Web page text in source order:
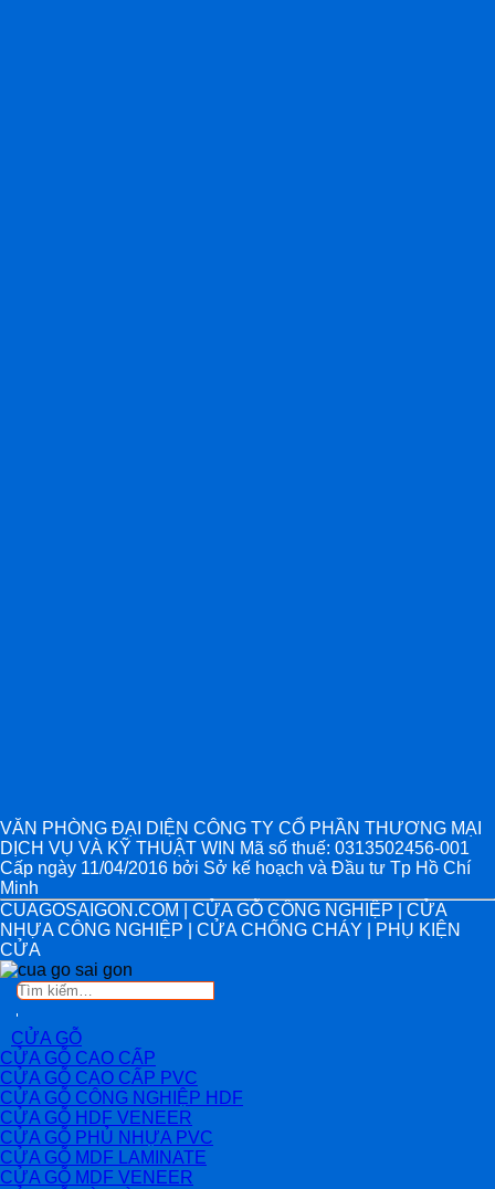
VĂN PHÒNG ĐẠI DIỆN CÔNG TY CỔ PHẦN THƯƠNG MẠI
DỊCH VỤ VÀ KỸ THUẬT WIN Mã số thuế: 0313502456-001
Cấp ngày 11/04/2016 bởi Sở kế hoạch và Đầu tư Tp Hồ Chí
Minh
CUAGOSAIGON.COM | CỬA GỖ CÔNG NGHIỆP | CỬA
NHỰA CÔNG NGHIỆP | CỬA CHỐNG CHÁY | PHỤ KIỆN
CỬA
Tìm
CỬA GỖ
CỬA GỖ CAO CẤP
CỬA GỖ CAO CẤP PVC
CỬA GỖ CÔNG NGHIỆP HDF
CỬA GỖ HDF VENEER
CỬA GỖ PHỦ NHỰA PVC
CỬA GỖ MDF LAMINATE
CỬA GỖ MDF VENEER